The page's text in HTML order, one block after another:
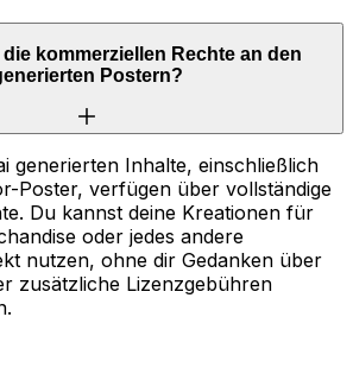
kommerziellen Rechte an den
Postern?
generierten Inhalte, einschließlich
Poster, verfügen über vollständige
Du kannst deine Kreationen für
oder jedes andere
nutzen, ohne dir Gedanken über
zusätzliche Lizenzgebühren